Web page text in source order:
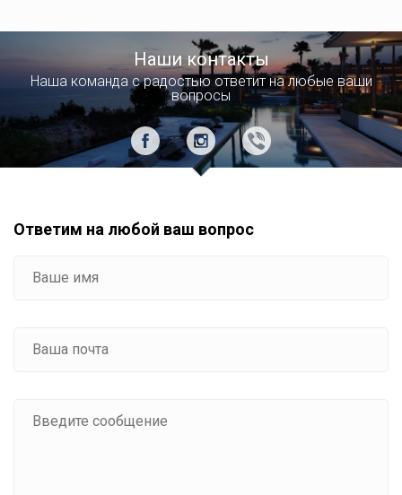
Наши контакты
Наша команда с радостью ответит на любые ваши
вопросы
Ответим на любой ваш вопрос